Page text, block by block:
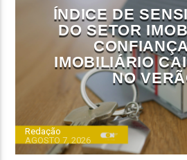
ÍNDICE DE
DO SETOR
IMOBILIÁRIO
NO
Redação
AGOSTO 7, 2026